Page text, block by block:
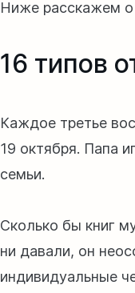
Ниже расскажем о
16 типов
Каждое третье
19 октября. Папа
семьи.
Сколько бы книг
ни давали, он
индивидуальные